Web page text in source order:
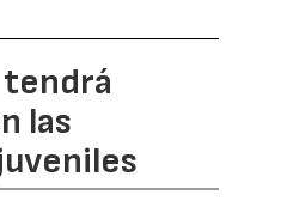
tendrá
las